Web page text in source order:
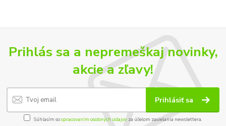
Prihlás sa a nepremeškaj novinky,
akcie a zľavy!
Prihlásiť sa
Súhlasím sospracovaním osobných údajov za účelom zasielania newslettera.